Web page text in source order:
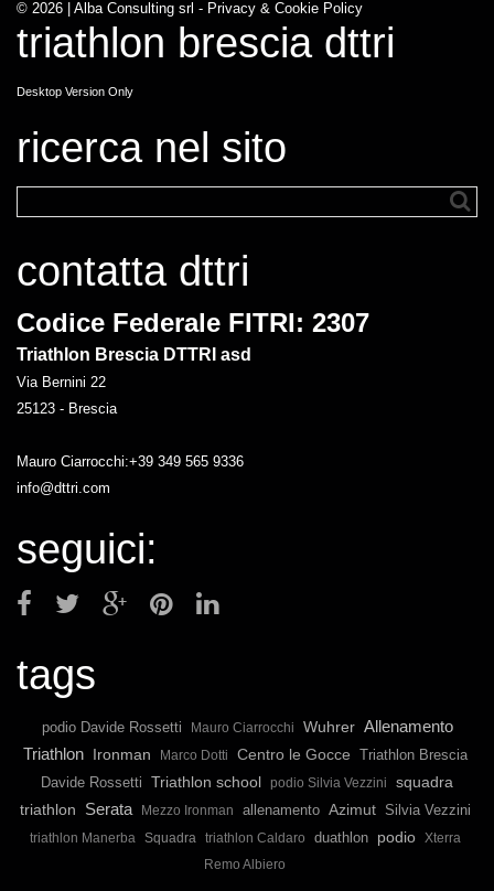
© 2026 | Alba Consulting srl - Privacy & Cookie Policy
triathlon brescia dttri
Desktop Version Only
ricerca nel sito
contatta dttri
Codice Federale FITRI: 2307
Triathlon Brescia DTTRI asd
Via Bernini 22
25123 - Brescia
Mauro Ciarrocchi:+39 349 565 9336
info@dttri.com
seguici:
tags
podio Davide Rossetti Mauro Ciarrocchi Wuhrer Allenamento
Triathlon Ironman Marco Dotti Centro le Gocce Triathlon Brescia
Davide Rossetti Triathlon school podio Silvia Vezzini
squadra
triathlon
Serata Mezzo Ironman allenamento Azimut Silvia Vezzini
triathlon Manerba Squadra triathlon Caldaro duathlon podio
Xterra
Remo Albiero